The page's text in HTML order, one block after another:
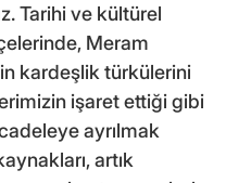
Tarihi ve kültürel
Meram
kardeşlik türkülerini
işaret ettiği gibi
ayrılmak
artık